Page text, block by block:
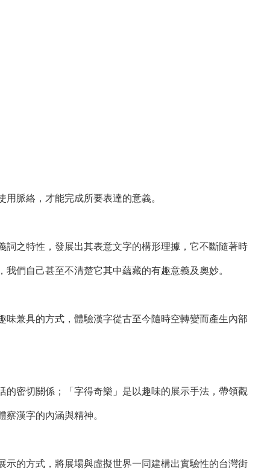
脈絡，才能完成所要表達的意義。
之特性，發展出其表意文字的構形理據，它不斷隨著時
們自己甚至不清楚它其中蘊藏的有趣意義及奧妙。
兼具的方式，體驗漢字從古至今隨時空轉變而產生內部
的密切關係；「字得奇樂」是以趣味的展示手法，帶領觀
漢字的內涵與精神。
的方式，將展場與虛擬世界一同建構出實驗性的台灣街